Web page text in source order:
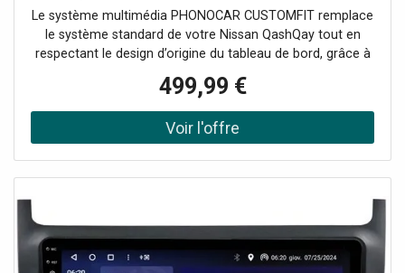
Le système multimédia PHONOCAR CUSTOMFIT remplace
le système standard de votre Nissan QashQay tout en
respectant le design d’origine du tableau de bord, grâce à
installation facile et rapide.Équipé d’un écran tactile
capacitif QLED haute définition de 10,1 pouces, il offre
une qualité d’affichage exceptionnelle et une navigation
fluide. Son démarrage rapide et son fonctionnement
:Connectivité sans fil : Apple CarPlay et Android Auto sans
fil pour une intégration simplifiée avec votre
smartphone.Fonctionnalité maximale : Fonctionne sous le
499,99 €